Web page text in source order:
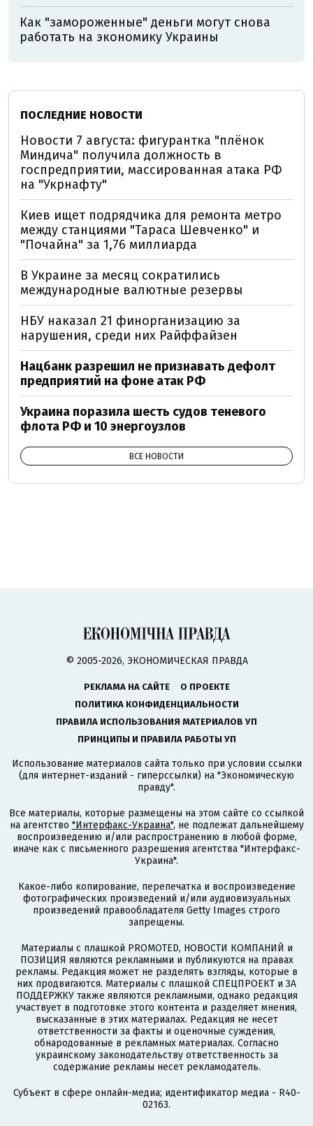
Как "замороженные" деньги могут снова
работать на экономику Украины
ПОСЛЕДНИЕ НОВОСТИ
Новости 7 августа: фигурантка "плёнок
Миндича" получила должность в
госпредприятии, массированная атака РФ
на "Укрнафту"
Киев ищет подрядчика для ремонта метро
между станциями "Тараса Шевченко" и
"Почайна" за 1,76 миллиарда
В Украине за месяц сократились
международные валютные резервы
НБУ наказал 21 финорганизацию за
нарушения, среди них Райффайзен
Нацбанк разрешил не признавать дефолт
предприятий на фоне атак РФ
Украина поразила шесть судов теневого
флота РФ и 10 энергоузлов
ВСЕ НОВОСТИ
© 2005-2026, ЭКОНОМИЧЕСКАЯ ПРАВДА
РЕКЛАМА НА САЙТЕ
О ПРОЕКТЕ
ПОЛИТИКА КОНФИДЕНЦИАЛЬНОСТИ
ПРАВИЛА ИСПОЛЬЗОВАНИЯ МАТЕРИАЛОВ УП
ПРИНЦИПЫ И ПРАВИЛА РАБОТЫ УП
Использование материалов сайта только при условии ссылки
(для интернет-изданий - гиперссылки) на "Экономическую
правду".
Все материалы, которые размещены на этом сайте со ссылкой
на агентство "Интерфакс-Украина", не подлежат дальнейшему
воспроизведению и/или распространению в любой форме,
иначе как с письменного разрешения агентства "Интерфакс-
Украина".
Какое-либо копирование, перепечатка и воспроизведение
фотографических произведений и/или аудиовизуальных
произведений правообладателя Getty Images строго
запрещены.
Материалы с плашкой PROMOTED, НОВОСТИ КОМПАНИЙ и
ПОЗИЦИЯ являются рекламными и публикуются на правах
рекламы. Редакция может не разделять взгляды, которые в
них продвигаются. Материалы с плашкой СПЕЦПРОЕКТ и ЗА
ПОДДЕРЖКУ также являются рекламными, однако редакция
участвует в подготовке этого контента и разделяет мнения,
высказанные в этих материалах. Редакция не несет
ответственности за факты и оценочные суждения,
обнародованные в рекламных материалах. Согласно
украинскому законодательству ответственность за
содержание рекламы несет рекламодатель.
Субъект в сфере онлайн-медиа; идентификатор медиа - R40-
02163.